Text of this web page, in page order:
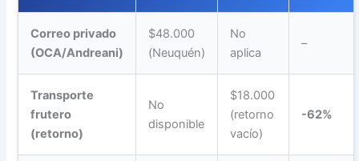
Correo privado
(OCA/Andreani)
$48.000
(Neuquén)
No
aplica
–
Transporte
frutero
(retorno)
No
disponible
$18.000
(retorno
vacío)
-62%